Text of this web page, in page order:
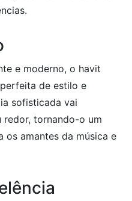
e moderno, o havit
de estilo e
sofisticada vai
redor, tornando-o um
os amantes da música e